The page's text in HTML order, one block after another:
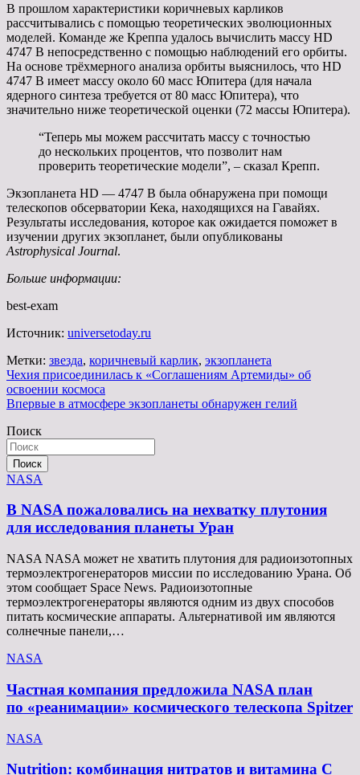
В прошлом характеристики коричневых карликов
рассчитывались с помощью теоретических эволюционных
моделей. Команде же Креппа удалось вычислить массу HD
4747 B непосредственно с помощью наблюдений его орбиты.
На основе трёхмерного анализа орбиты выяснилось, что HD
4747 В имеет массу около 60 масс Юпитера (для начала
ядерного синтеза требуется от 80 масс Юпитера), что
значительно ниже теоретической оценки (72 массы Юпитера).
“Теперь мы можем рассчитать массу с точностью
до нескольких процентов, что позволит нам
проверить теоретические модели”, – сказал Крепп.
Экзопланета HD — 4747 В была обнаружена при помощи
телескопов обсерватории Кека, находящихся на Гавайях.
Результаты исследования, которое как ожидается поможет в
изучении других экзопланет, были опубликованы
Astrophysical Journal.
Больше информации:
best-exam
Источник: universetoday.ru
Метки: звезда, коричневый карлик, экзопланета
Навигация
по
Чехия присоединилась к «Соглашениям Артемиды» об
освоении космоса
Впервые в атмосфере экзопланеты обнаружен гелий
Поиск
Поиск
NASA
В NASA пожаловались на нехватку плутония
для исследования планеты Уран
NASA NASA может не хватить плутония для радиоизотопных
термоэлектрогенераторов миссии по исследованию Урана. Об
этом сообщает Space News. Радиоизотопные
термоэлектрогенераторы являются одним из двух способов
питать космические аппараты. Альтернативой им являются
солнечные панели,…
NASA
Частная компания предложила NASA план
по «реанимации» космического телескопа Spitzer
NASA
Nutrition: комбинация нитратов и витамина C